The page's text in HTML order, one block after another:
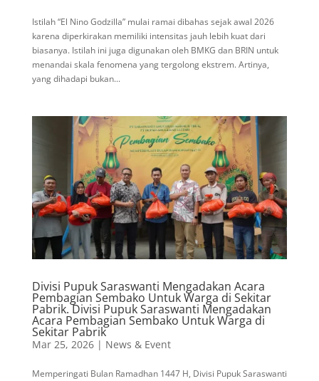
Istilah “El Nino Godzilla” mulai ramai dibahas sejak awal 2026
karena diperkirakan memiliki intensitas jauh lebih kuat dari
biasanya. Istilah ini juga digunakan oleh BMKG dan BRIN untuk
menandai skala fenomena yang tergolong ekstrem. Artinya,
yang dihadapi bukan...
Divisi Pupuk Saraswanti Mengadakan Acara
Pembagian Sembako Untuk Warga di Sekitar
Pabrik. Divisi Pupuk Saraswanti Mengadakan
Acara Pembagian Sembako Untuk Warga di
Sekitar Pabrik
Mar 25, 2026| News & Event
Memperingati Bulan Ramadhan 1447 H, Divisi Pupuk Saraswanti